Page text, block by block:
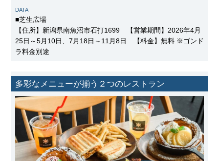
DATA
■芝生広場
【住所】新潟県南魚沼市石打1699 【営業期間】2026年4月
25日～5月10日、7月18日～11月8日 【料金】無料 ※ゴンド
ラ料金別途
多彩なメニューが揃う２つのレストラン